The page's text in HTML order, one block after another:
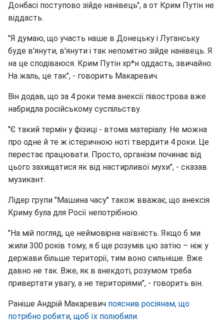
Донбасі поступово зійде нанівець", а от Крим Путін не
віддасть.
"Я думаю, що участь наше в Донецьку і Луганську
буде в'янути, в'янути і так непомітно зійде нанівець. Я
на це сподіваюся. Крим Путін хр*н оддасть, звичайно.
На жаль, це так", - говорить Макаревич.
Він додав, що за 4 роки тема анексії півострова вже
набридла російському суспільству.
"Є такий термін у фізиці - втома матеріалу. Не можна
про одне й те ж істеричною ноті твердити 4 роки. Це
перестає працювати. Просто, організм починає від
цього захищатися як від настирливої мухи", - сказав
музикант.
Лідер групи "Машина часу" також вважає, що анексія
Криму була для Росії непотрібною.
"На мій погляд, це неймовірна наївність. Якщо б ми
жили 300 років тому, я б ще розумів цю затію – ніж у
держави більше території, тим воно сильніше. Вже
давно не так. Вже, як в анекдоті, розумом треба
привертати увагу, а не територіями", - говорить він.
Раніше Андрій Макаревич пояснив росіянам, що
потрібно робити, щоб їх полюбили.